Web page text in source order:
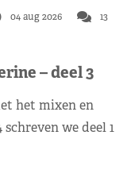
04 aug 2026
13
– deel 3
het mixen en
we deel 1